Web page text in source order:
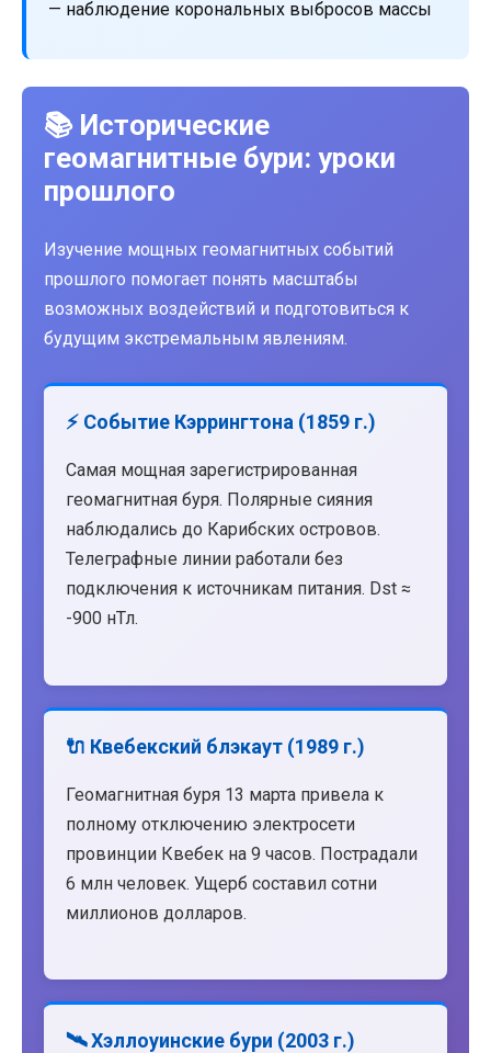
— наблюдение корональных выбросов массы
📚 Исторические
геомагнитные бури: уроки
прошлого
Изучение мощных геомагнитных событий
прошлого помогает понять масштабы
возможных воздействий и подготовиться к
будущим экстремальным явлениям.
⚡ Событие Кэррингтона (1859 г.)
Самая мощная зарегистрированная
геомагнитная буря. Полярные сияния
наблюдались до Карибских островов.
Телеграфные линии работали без
подключения к источникам питания. Dst ≈
-900 нТл.
🔌 Квебекский блэкаут (1989 г.)
Геомагнитная буря 13 марта привела к
полному отключению электросети
провинции Квебек на 9 часов. Пострадали
6 млн человек. Ущерб составил сотни
миллионов долларов.
🛰️ Хэллоуинские бури (2003 г.)